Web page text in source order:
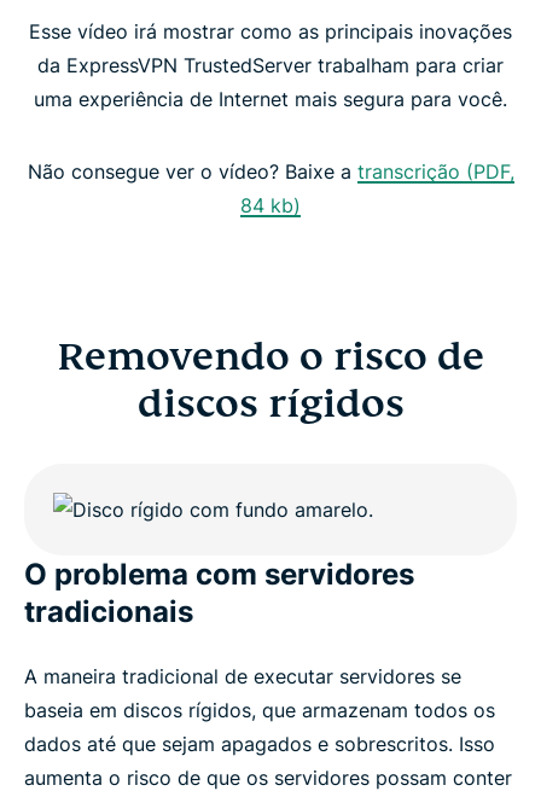
Removendo o risco de discos rígidos
TrustedServer: elevando o padrão de segurança
Esse vídeo irá mostrar como as principais inovações
da ExpressVPN TrustedServer trabalham para criar
uma experiência de Internet mais segura para você.
Não consegue ver o vídeo? Baixe a transcrição (PDF,
84 kb)
Removendo o risco de
discos rígidos
O problema com servidores
tradicionais
A maneira tradicional de executar servidores se
baseia em discos rígidos, que armazenam todos os
dados até que sejam apagados e sobrescritos. Isso
aumenta o risco de que os servidores possam conter